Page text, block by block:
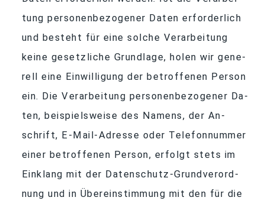
tung per­so­nen­be­zo­ge­ner Da­ten er­for­der­lich
und be­steht für eine sol­che Ver­ar­bei­tung
keine ge­setz­li­che Grund­lage, ho­len wir ge­ne­
rell eine Ein­wil­li­gung der be­trof­fe­nen Per­son
ein. Die Ver­ar­bei­tung per­so­nen­be­zo­ge­ner Da­
ten, bei­spiels­weise des Na­mens, der An­
schrift, E-Mail-Adresse oder Te­le­fon­num­mer
ei­ner be­trof­fe­nen Per­son, er­folgt stets im
Ein­klang mit der Da­ten­schutz-Grund­ver­ord­
nung und in Über­ein­stim­mung mit den für die